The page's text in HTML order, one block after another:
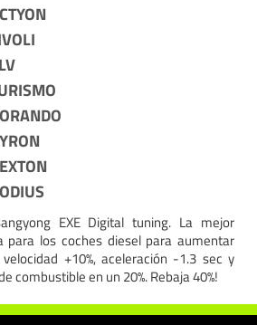
EXE Digital tuning. La mejor
para los coches diesel para aumentar
+10%, aceleración -1.3 sec y
combustible en un 20%. Rebaja 40%!